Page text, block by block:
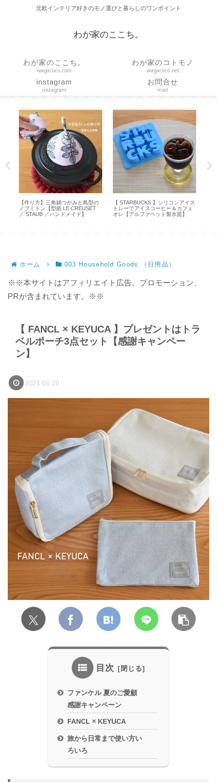
北欧インテリア好きのモノ選びと暮らしのワンポイント
わが家のここち。
わが家のここち。
wagacoco.com
わが家のコトモノ
wagacoco.net
instagram
instagram
お問合せ
mail
【作り方】三角鍋つかみと鳥型の
ノブミトン【型紙 LE CREUSET
／ STAUB ／ハンドメイド】
【 STARBUCKS 】シリコンアイス
トレーでアイスコーヒー＆カフェ
オレ【アルファベット製氷皿】
ホーム 003 Household Goods （日用品）
※※本サイトはアフィリエイト広告、プロモーション、
PRが含まれています。※※
【 FANCL × KEYUCA 】プレゼントはトラ
ベルポーチ3点セット【感謝キャンペー
ン】
2024.06.20
目次
ファンケル 夏のご愛顧
感謝キャンペーン
FANCL × KEYUCA
旅から日常まで使い方い
ろいろ